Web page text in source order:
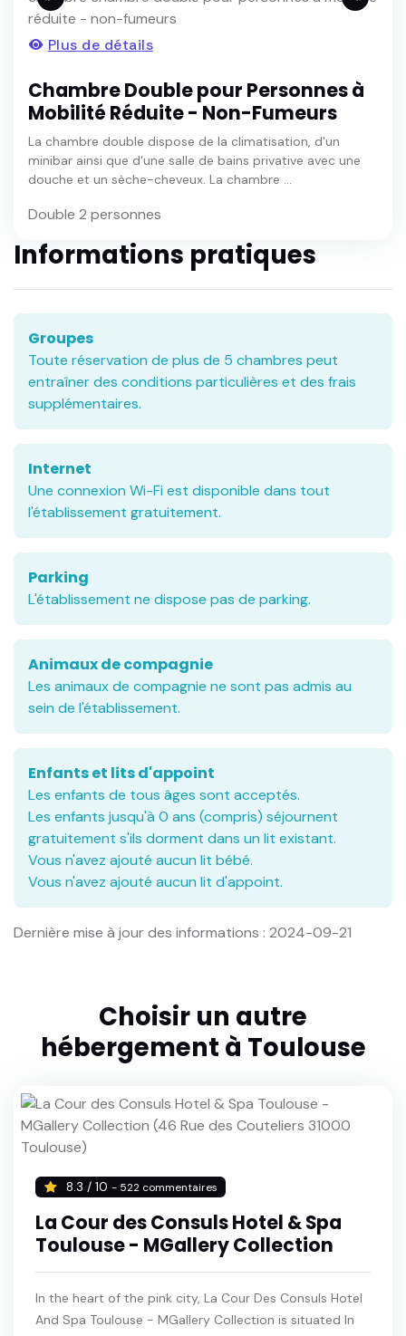
Plus de détails
Chambre Double pour Personnes à
Mobilité Réduite - Non-Fumeurs
La chambre double dispose de la climatisation, d'un
minibar ainsi que d'une salle de bains privative avec une
douche et un sèche-cheveux. La chambre ...
Double 2 personnes
Informations pratiques
Groupes
Toute réservation de plus de 5 chambres peut
entraîner des conditions particulières et des frais
supplémentaires.
Internet
Une connexion Wi-Fi est disponible dans tout
l'établissement gratuitement.
Parking
L'établissement ne dispose pas de parking.
Animaux de compagnie
Les animaux de compagnie ne sont pas admis au
sein de l'établissement.
Enfants et lits d'appoint
Les enfants de tous âges sont acceptés.
Les enfants jusqu'à 0 ans (compris) séjournent
gratuitement s'ils dorment dans un lit existant.
Vous n'avez ajouté aucun lit bébé.
Vous n'avez ajouté aucun lit d'appoint.
Dernière mise à jour des informations : 2024-09-21
Choisir un autre
hébergement à Toulouse
8.3 / 10 - 522 commentaires
La Cour des Consuls Hotel & Spa
Toulouse - MGallery Collection
In the heart of the pink city, La Cour Des Consuls Hotel
And Spa Toulouse - MGallery Collection is situated In